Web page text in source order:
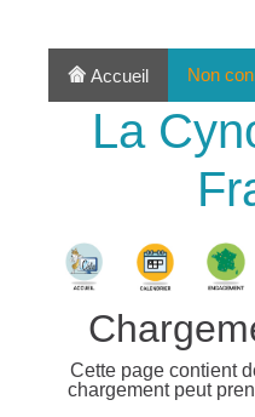
Accueil Non
La
Cette page contient
chargement peut